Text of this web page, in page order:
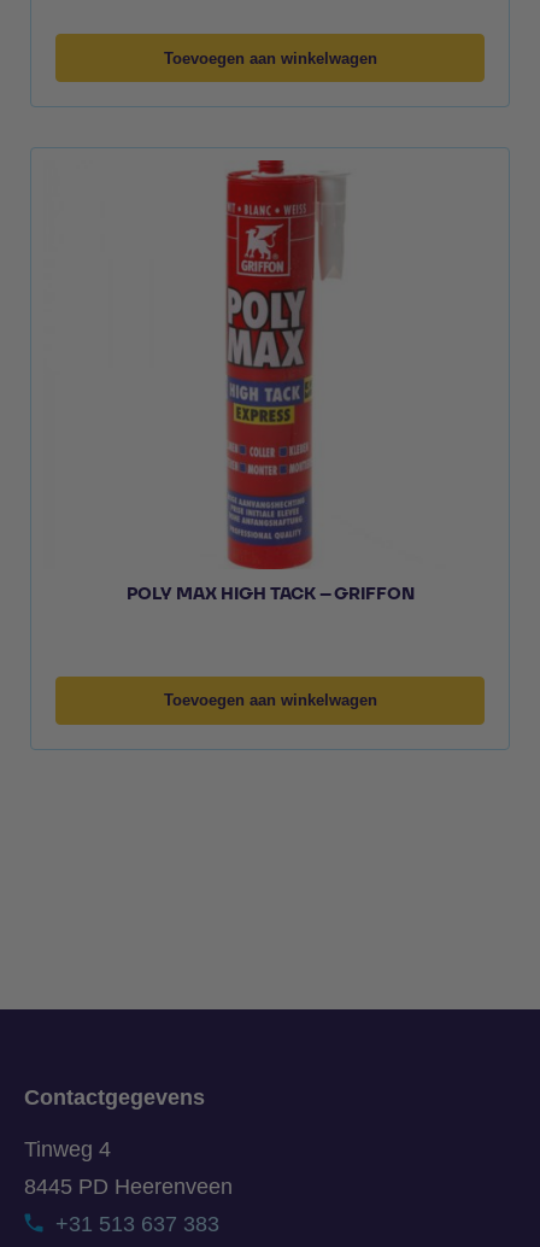
Toevoegen aan winkelwagen
POLY MAX HIGH TACK – GRIFFON
Toevoegen aan winkelwagen
Contactgegevens
Tinweg 4
8445 PD Heerenveen
+31 513 637 383